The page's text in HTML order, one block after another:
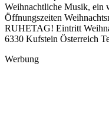
Weihnachtliche Musik, ein
Öffnungszeiten
RUHETAG! Eintritt
6330 Kufstein Österreich
Werbung